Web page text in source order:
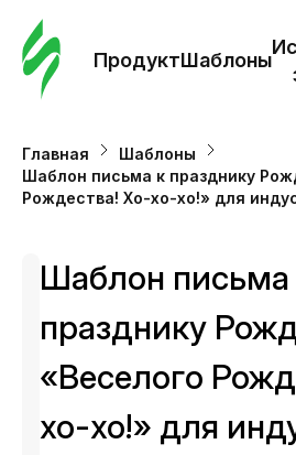
ПродуктШаблоны
Главная
Шаблоны
Шаблон письма к празднику
Рождества! Хо-хо-хо!» для
Шаблон письма
празднику
«Веселого
хо-хо!» для